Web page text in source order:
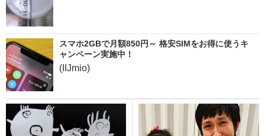
スマホ2GBで月額850円～ 格安SIMをお得に使うキ
ャンペーン実施中！
(IIJmio)